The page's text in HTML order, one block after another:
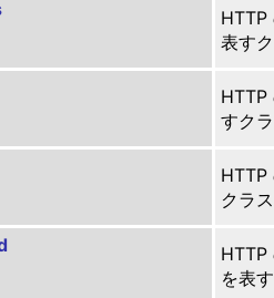
HTTP
表す
HTTP
すク
HTTP
クラ
HTTP
を表